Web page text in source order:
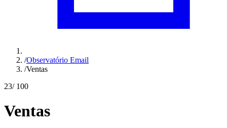
/Observatório Email
/Ventas
23/ 100
Ventas